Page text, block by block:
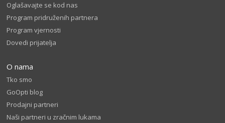
Oglašavajte se kod nas
Program pridruženih partnera
Program vjernosti
Dovedi prijatelja
O nama
Tko smo
GoOpti blog
Prodajni partneri
Naši partneri u zračnim lukama